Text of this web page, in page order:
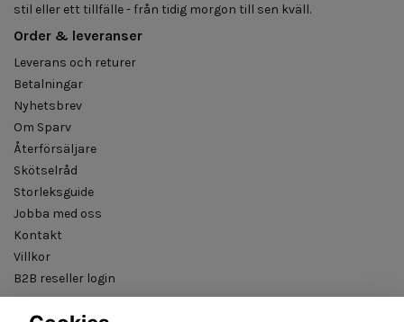
stil eller ett tillfälle - från tidig morgon till sen kväll.
Order & leveranser
Leverans och returer
Betalningar
Nyhetsbrev
Om Sparv
Återförsäljare
Skötselråd
Storleksguide
Jobba med oss
Kontakt
Villkor
B2B reseller login